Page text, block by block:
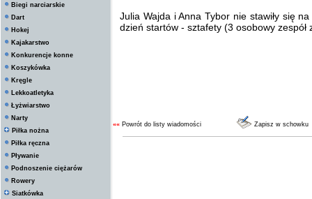
Biegi narciarskie
Dart
Hokej
Kajakarstwo
Konkurencje konne
Koszykówka
Kręgle
Lekkoatletyka
Łyżwiarstwo
Narty
Piłka nożna
Piłka ręczna
Pływanie
Podnoszenie ciężarów
Rowery
Siatkówka
Julia Wajda i Anna Tybor nie stawiły się
dzień startów - sztafety (3 osobowy zespół
«« Powrót do listy wiadomości Zapisz w schowku